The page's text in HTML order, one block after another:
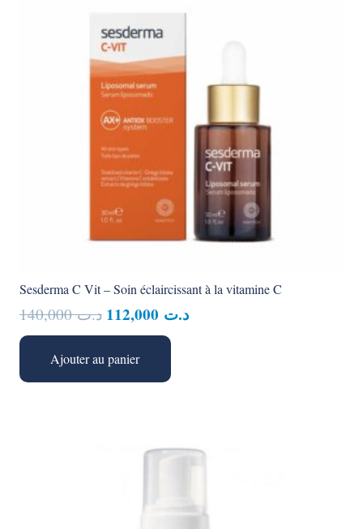
Sesderma C Vit – Soin éclaircissant à la vitamine C
د.ت140,000
Le
prix
initial
était :
د.تLe
Ajouter au panier